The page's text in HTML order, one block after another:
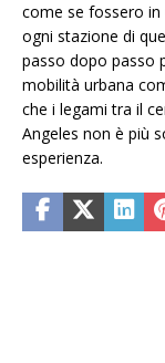
come se fossero
ogni stazione di
passo dopo passo
mobilità urbana
che i legami tra il
Angeles non è più
esperienza.